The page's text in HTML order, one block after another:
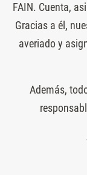
FAIN. Cuenta,
Gracias a él,
averiado y
Además,